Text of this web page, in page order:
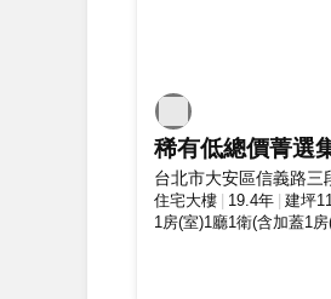
稀有低總價菁選
台北市大安區信義路三
住宅大樓 19.4年 建坪
1房(室)1廳1衛(含加蓋1